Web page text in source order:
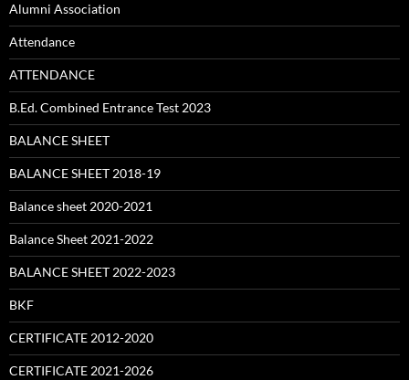
Alumni Association
Attendance
ATTENDANCE
B.Ed. Combined Entrance Test 2023
BALANCE SHEET
BALANCE SHEET 2018-19
Balance sheet 2020-2021
Balance Sheet 2021-2022
BALANCE SHEET 2022-2023
BKF
CERTIFICATE 2012-2020
CERTIFICATE 2021-2026